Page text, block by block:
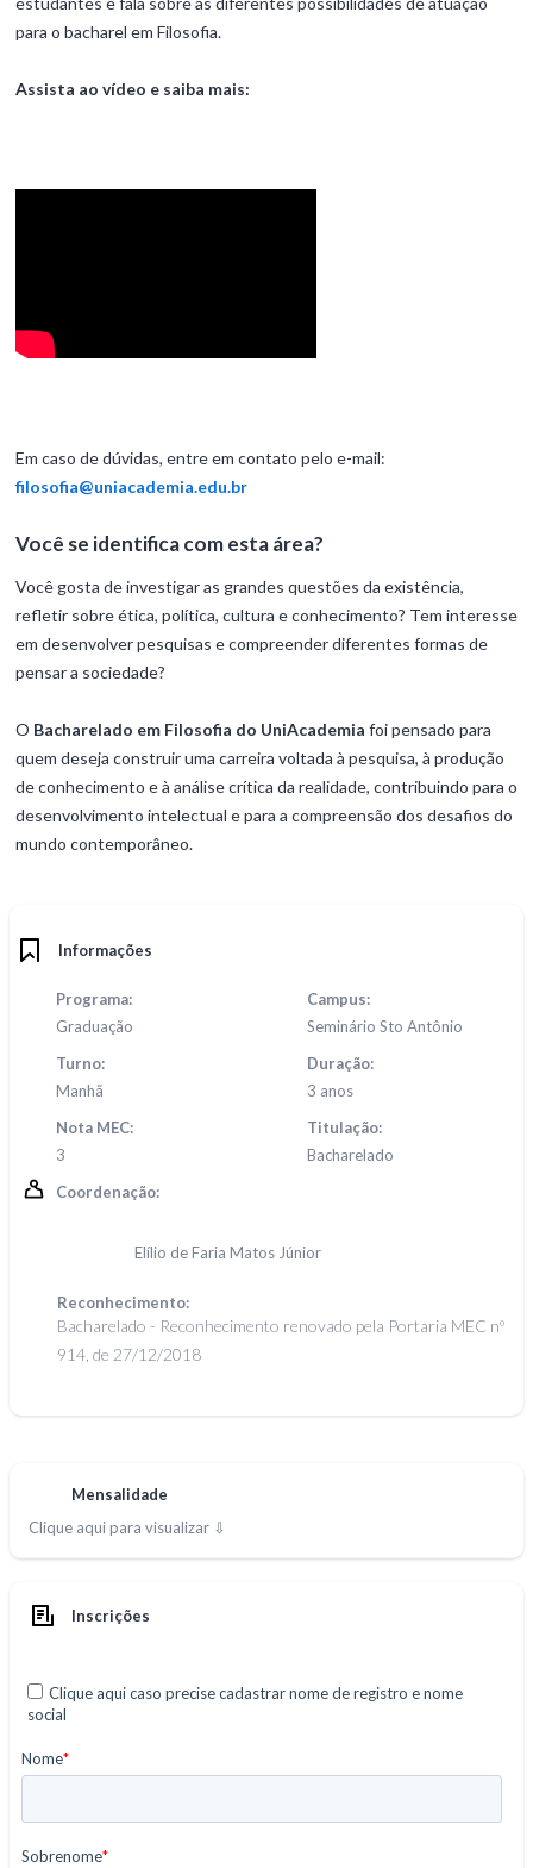
para o bacharel em Filosofia.
Assista ao vídeo e saiba mais:
Em caso de dúvidas, entre em contato pelo e-mail:
filosofia@uniacademia.edu.br
Você se identifica com esta área?
Você gosta de investigar as grandes questões da existência,
refletir sobre ética, política, cultura e conhecimento? Tem interesse
em desenvolver pesquisas e compreender diferentes formas de
pensar a sociedade?
O Bacharelado em Filosofia do UniAcademia foi pensado para
quem deseja construir uma carreira voltada à pesquisa, à produção
de conhecimento e à análise crítica da realidade, contribuindo para o
desenvolvimento intelectual e para a compreensão dos desafios do
mundo contemporâneo.
Informações
Programa:
Graduação
Campus:
Seminário Sto Antônio
Turno:
Manhã
Duração:
3 anos
Nota MEC:
3
Titulação:
Bacharelado
Coordenação:
Elílio de Faria Matos Júnior
Reconhecimento:
Bacharelado - Reconhecimento renovado pela Portaria MEC nº
914, de 27/12/2018
Mensalidade
Clique aqui para visualizar ⇩
Inscrições